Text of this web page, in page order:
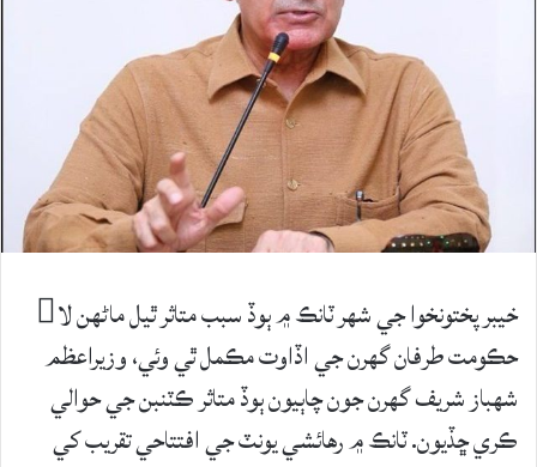
خيبر پختونخوا جي شهر ٽانڪ ۾ ٻوڏ سبب متاثر ٿيل ماڻهن لا
حڪومت طرفان گهرن جي اڏاوت مڪمل ٿي وئي، وزيراعظم
شهباز شريف گهرن جون چاٻيون ٻوڏ متاثر ڪٽنبن جي حوالي
ڪري ڇڏيون. ٽانڪ ۾ رهائشي يونٽ جي افتتاحي تقريب کي